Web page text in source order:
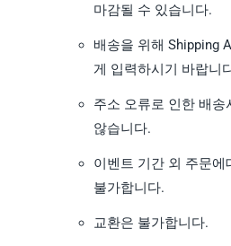
마감될 수 있습니다.
배송을 위해 Shipping
게 입력하시기 바랍니
주소 오류로 인한 배송
않습니다.
이벤트 기간 외 주문에
불가합니다.
교환은 불가합니다.